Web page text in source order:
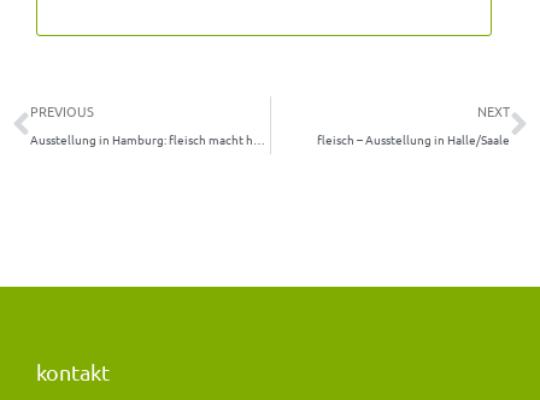
Zurück
PREVIOUS
Ausstellung in Hamburg: fleisch macht herrschaft
NEXT
fleisch – Ausstellung in Halle/Saale
kontakt